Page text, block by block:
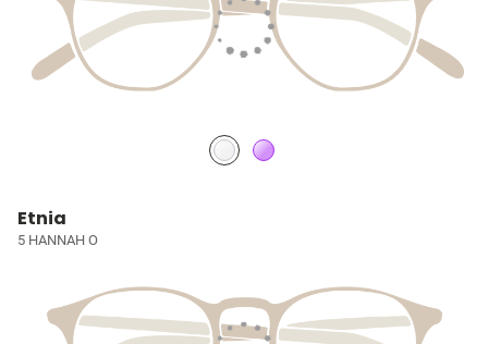
Etnia
5 HANNAH O